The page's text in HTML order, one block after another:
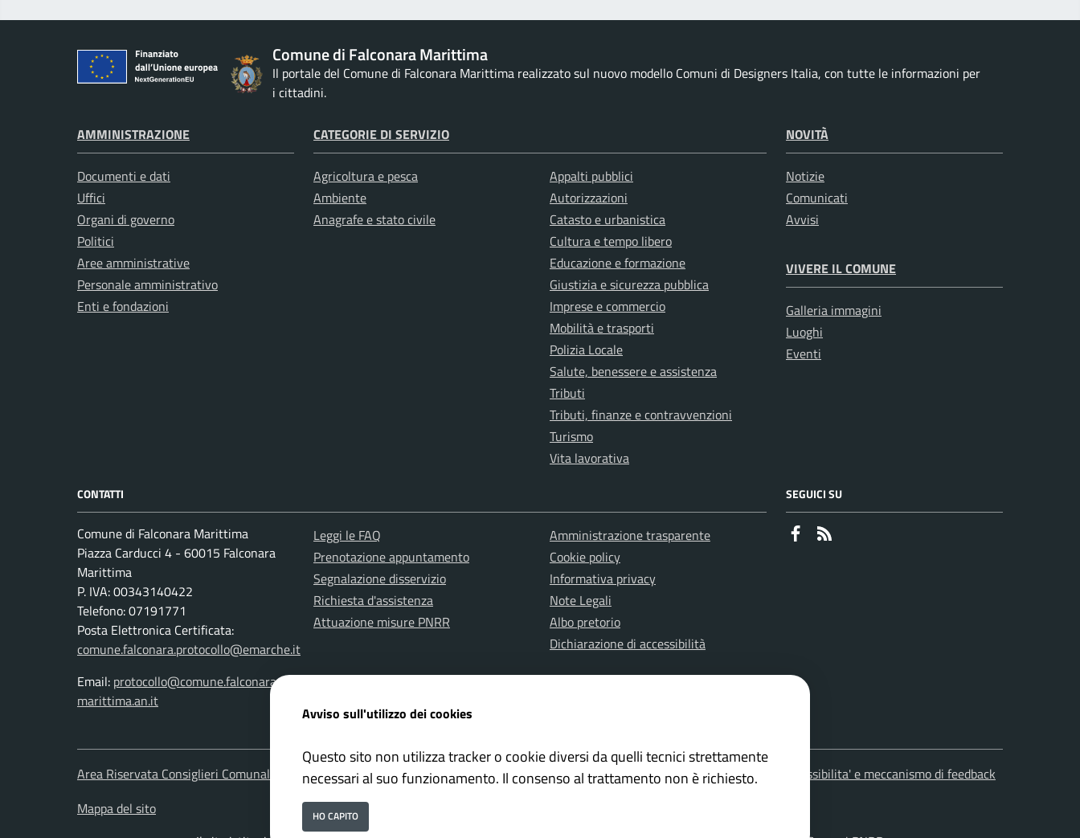
Comune di Falconara Marittima
Il portale del Comune di Falconara Marittima realizzato sul nuovo modello Comuni di Designers Italia, con tutte le informazioni per
i cittadini.
AMMINISTRAZIONE
Documenti e dati
Uffici
Organi di governo
Politici
Aree amministrative
Personale amministrativo
Enti e fondazioni
CATEGORIE DI SERVIZIO
Agricoltura e pesca
Ambiente
Anagrafe e stato civile
Appalti pubblici
Autorizzazioni
Catasto e urbanistica
Cultura e tempo libero
Educazione e formazione
Giustizia e sicurezza pubblica
Imprese e commercio
Mobilità e trasporti
Polizia Locale
Salute, benessere e assistenza
Tributi
Tributi, finanze e contravvenzioni
Turismo
Vita lavorativa
NOVITÀ
Notizie
Comunicati
Avvisi
VIVERE IL COMUNE
Galleria immagini
Luoghi
Eventi
CONTATTI
Comune di Falconara Marittima
Piazza Carducci 4 - 60015 Falconara
Marittima
P. IVA: 00343140422
Telefono: 07191771
Posta Elettronica Certificata:
comune.falconara.protocollo@emarche.it
Email: protocollo@comune.falconara-
marittima.an.it
Leggi le FAQ
Prenotazione appuntamento
Segnalazione disservizio
Richiesta d'assistenza
Attuazione misure PNRR
Amministrazione trasparente
Cookie policy
Informativa privacy
Note Legali
Albo pretorio
Dichiarazione di accessibilità
SEGUICI SU
Faceboook
Area Riservata Consiglieri Comunali Area Riservata Polizia Locale Whistleblowing – Segnalazioni illeciti
Accessibilita' e meccanismo di feedback
Mappa del sito
Avviso sull'utilizzo dei cookies
Questo sito non utilizza tracker o cookie diversi da quelli tecnici strettamente
necessari al suo funzionamento. Il consenso al trattamento non è richiesto.
HO CAPITO